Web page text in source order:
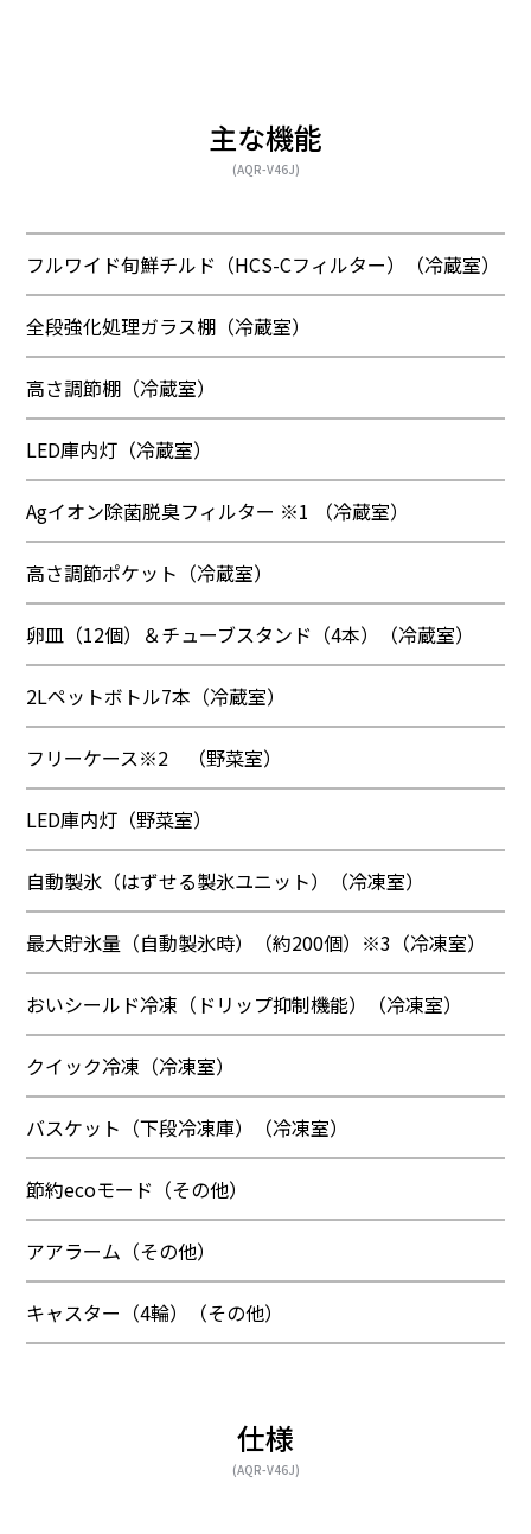
主な機能
(AQR-V46J)
フルワイド旬鮮チルド（HCS-Cフィルター）（冷蔵室）
全段強化処理ガラス棚（冷蔵室）
高さ調節棚（冷蔵室）
LED庫内灯（冷蔵室）
Agイオン除菌脱臭フィルター ※1 （冷蔵室）
高さ調節ポケット（冷蔵室）
卵皿（12個）＆チューブスタンド（4本）（冷蔵室）
2Lペットボトル7本（冷蔵室）
フリーケース※2 （野菜室）
LED庫内灯（野菜室）
自動製氷（はずせる製氷ユニット）（冷凍室）
最大貯氷量（自動製氷時）（約200個）※3（冷凍室）
おいシールド冷凍（ドリップ抑制機能）（冷凍室）
クイック冷凍（冷凍室）
バスケット（下段冷凍庫）（冷凍室）
節約ecoモード（その他）
アアラーム（その他）
キャスター（4輪）（その他）
仕様
(AQR-V46J)